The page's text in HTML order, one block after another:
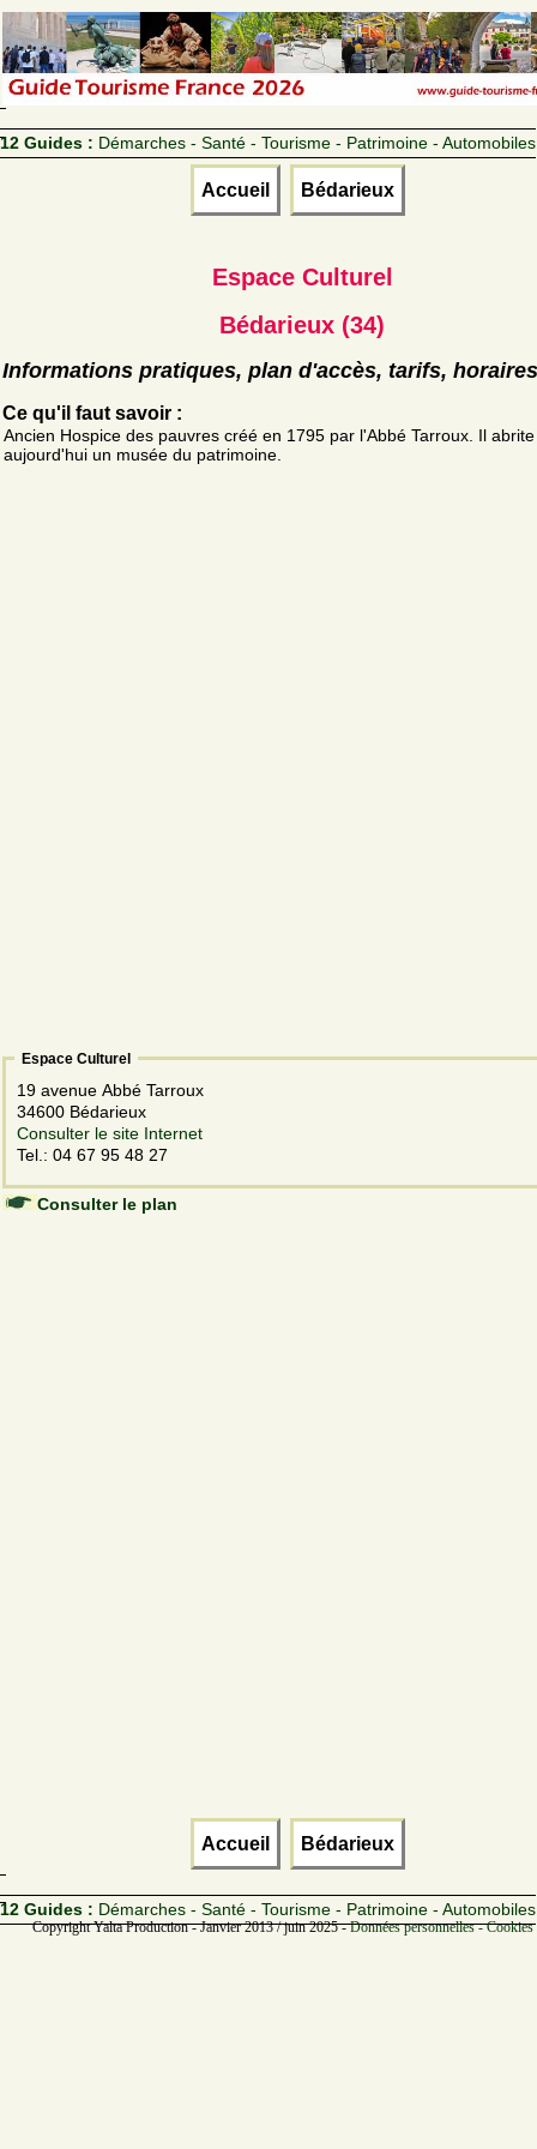
12 Guides : Démarches - Santé - Tourisme - Patrimoine - Automobiles
Accueil Bédarieux
Espace Culturel
Bédarieux (34)
Informations pratiques, plan d'accès, tarifs, horaires
Ce qu'il faut savoir :
Ancien Hospice des pauvres créé en 1795 par l'Abbé Tarroux. Il abrite
aujourd'hui un musée du patrimoine.
Espace Culturel
19 avenue Abbé Tarroux
34600 Bédarieux
Consulter le site Internet
Tel.: 04 67 95 48 27
Consulter le plan
Accueil Bédarieux
12 Guides : Démarches - Santé - Tourisme - Patrimoine - Automobiles
Copyright Yalta Production - Janvier 2013 / juin 2025 -Données personnelles -